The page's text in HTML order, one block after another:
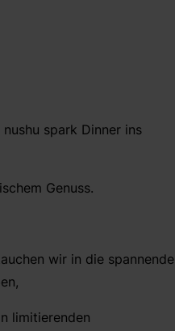
spark Dinner ins
Genuss.
wir in die spannende
limitierenden